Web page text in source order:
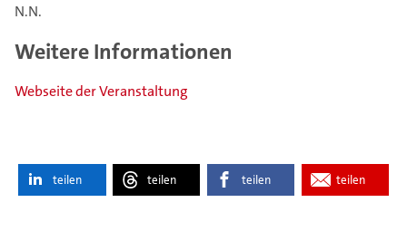
N.N.
Weitere Informationen
Webseite der Veranstaltung
teilen teilen teilen teilen